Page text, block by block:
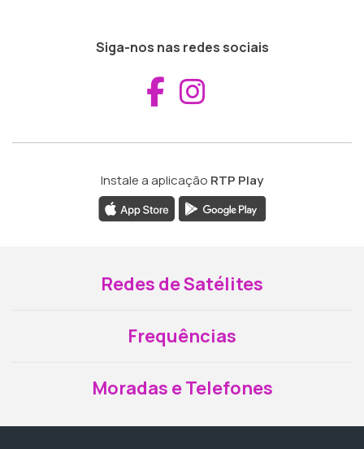
Siga-nos nas redes sociais
Aceder ao
Instale a aplicação RTP Play
Redes de Satélites
Frequências
Moradas e Telefones